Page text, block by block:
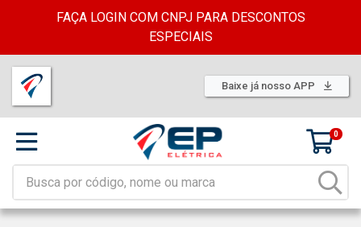
FAÇA LOGIN COM CNPJ PARA DESCONTOS
ESPECIAIS
Baixe já nosso APP
0